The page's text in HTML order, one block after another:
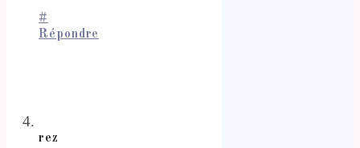
#
Répondre
rez